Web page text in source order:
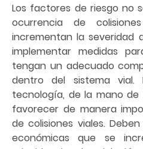
Los factores de riesgo no
ocurrencia de
incrementan la severidad
implementar medidas
tengan un adecuado
dentro del sistema vial.
tecnología, de la mano de
favorecer de manera
de colisiones viales.
económicas que se